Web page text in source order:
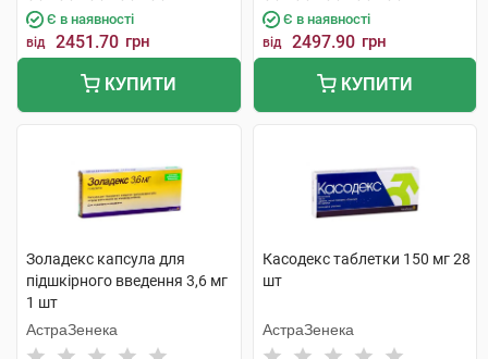
Є в наявності
від 2451.70 грн
КУПИТИ
Є в наявності
від 2497.90 грн
КУПИТИ
Золадекс капсула для
підшкірного введення 3,6 мг
1 шт
АстраЗенека
Касодекс таблетки 150 мг 28
шт
АстраЗенека